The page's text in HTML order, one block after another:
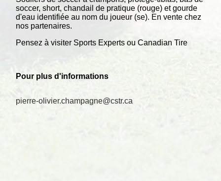
soccer, short, chandail de pratique (rouge) et gourde
d'eau identifiée au nom du joueur (se). En vente chez
nos partenaires.
Pensez à visiter Sports Experts ou Canadian Tire
Pour plus d'informations
pierre-olivier.champagne@cstr.ca